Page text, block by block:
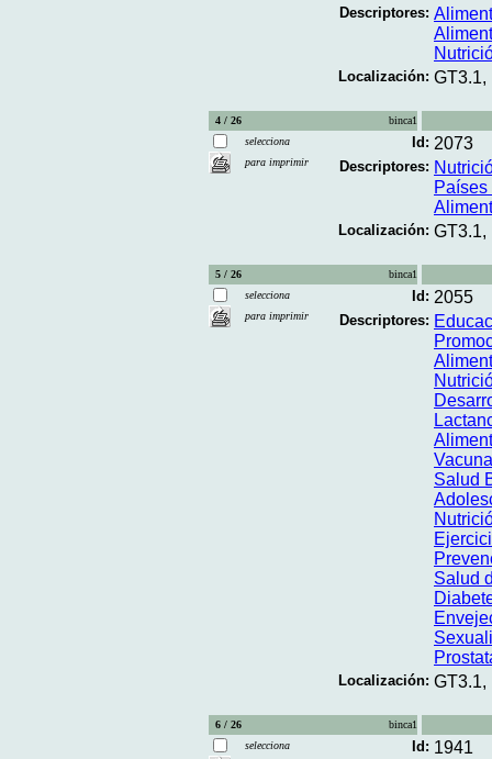
Descriptores:
Localización: GT3.1,
4 / 26
binca1
selecciona
para imprimir
Id: 2073
Descriptores:
Localización: GT3.1,
5 / 26
binca1
selecciona
para imprimir
Id: 2055
Descriptores:
Salud
Salud
Localización: GT3.1,
6 / 26
binca1
selecciona
Id: 1941